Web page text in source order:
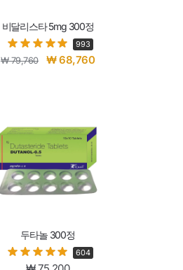
비달리스타 5mg 300정
993
₩79,760 ₩68,760
두타놀 300정
604